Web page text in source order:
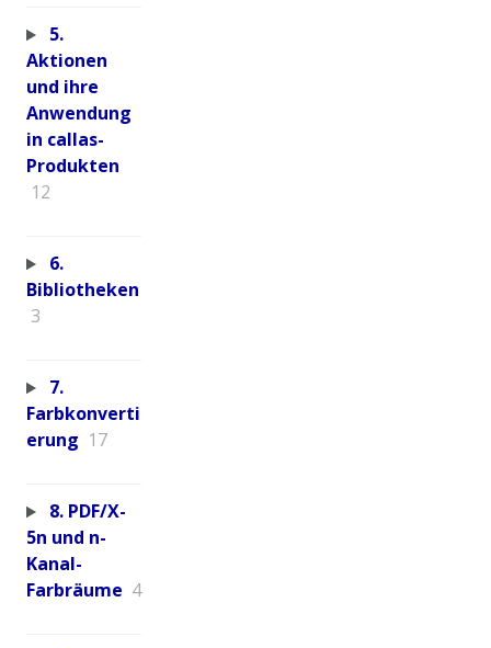
5.
Aktionen
und ihre
Anwendung
in callas-
Produkten
12
6.
Bibliotheken
3
7.
Farbkonverti
erung 17
8. PDF/X-
5n und n-
Kanal-
Farbräume 4